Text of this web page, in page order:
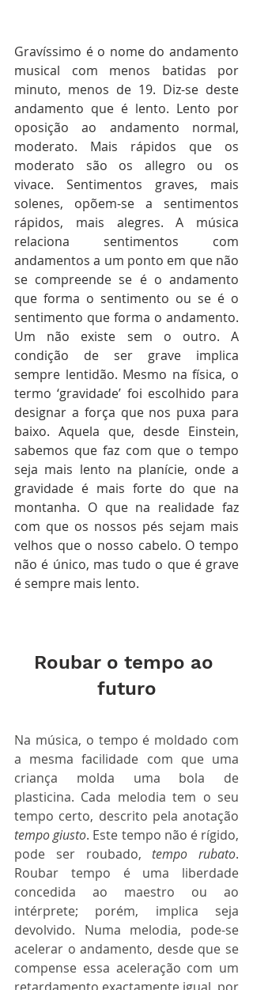
Gravíssimo é o nome do andamento
musical com menos batidas por
minuto, menos de 19. Diz-se deste
andamento que é lento. Lento por
oposição ao andamento normal,
moderato. Mais rápidos que os
moderato são os allegro ou os
vivace. Sentimentos graves, mais
solenes, opõem-se a sentimentos
rápidos, mais alegres. A música
relaciona sentimentos com
andamentos a um ponto em que não
se compreende se é o andamento
que forma o sentimento ou se é o
sentimento que forma o andamento.
Um não existe sem o outro. A
condição de ser grave implica
sempre lentidão. Mesmo na física, o
termo ‘gravidade’ foi escolhido para
designar a força que nos puxa para
baixo. Aquela que, desde Einstein,
sabemos que faz com que o tempo
seja mais lento na planície, onde a
gravidade é mais forte do que na
montanha. O que na realidade faz
com que os nossos pés sejam mais
velhos que o nosso cabelo. O tempo
não é único, mas tudo o que é grave
é sempre mais lento.
Roubar o tempo ao
futuro
Na música, o tempo é moldado com
a mesma facilidade com que uma
criança molda uma bola de
plasticina. Cada melodia tem o seu
tempo giusto. Este tempo não é rígido,
pode ser roubado, tempo rubato.
Roubar tempo é uma liberdade
concedida ao maestro ou ao
intérprete; porém, implica seja
devolvido. Numa melodia, pode-se
acelerar o andamento, desde que se
compense essa aceleração com um
retardamento exactamente igual, por